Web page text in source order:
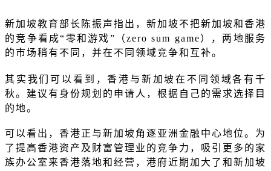
新加坡教育部长陈振声指出，新加坡不把新加坡和香港
的竞争看成“零和游戏”（zero sum game），两地服务
的市场稍有不同，并在不同领域竞争和互补。
其实我们可以看到，香港与新加坡在不同领域各有千
秋。建议有身份规划的申请人，根据自己的需求选择目
的地。
可以看出，香港正与新加坡角逐亚洲金融中心地位。为
了提高香港资产及财富管理业的竞争力，吸引更多的家
族办公室来香港落地和经营，港府近期加大了和新加坡